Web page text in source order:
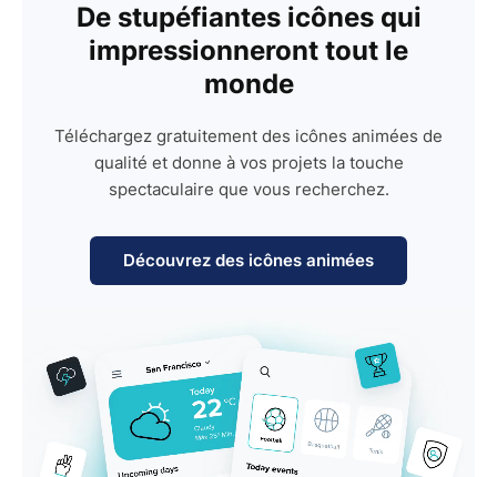
De stupéfiantes icônes qui
impressionneront tout le
monde
Téléchargez gratuitement des icônes animées de
qualité et donne à vos projets la touche
spectaculaire que vous recherchez.
Découvrez des icônes animées